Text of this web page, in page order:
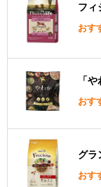
フィ
おす
「
おす
グラ
おす